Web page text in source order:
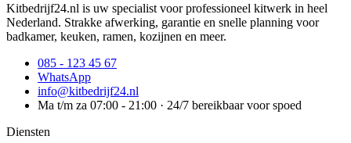
Kitbedrijf24.nl is uw specialist voor professioneel kitwerk in heel
Nederland. Strakke afwerking, garantie en snelle planning voor
badkamer, keuken, ramen, kozijnen en meer.
085 - 123 45 67
WhatsApp
info@kitbedrijf24.nl
Ma t/m za 07:00 - 21:00 · 24/7 bereikbaar voor spoed
Diensten